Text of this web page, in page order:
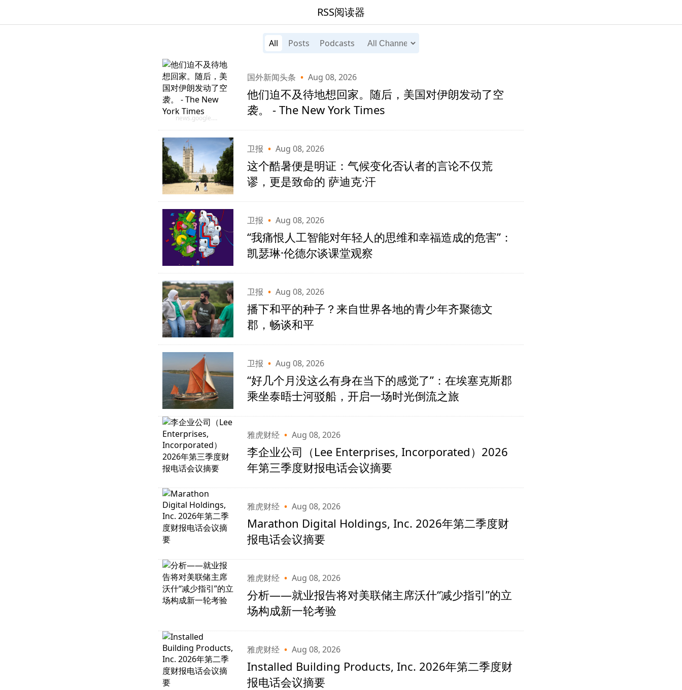
RSS阅读器
All Posts Podcasts
news.google.com
国外新闻头条 • Aug 08, 2026
他们迫不及待地想回家。随后，美国对伊朗发动了空
袭。 - The New York Times
卫报 • Aug 08, 2026
这个酷暑便是明证：气候变化否认者的言论不仅荒
谬，更是致命的 萨迪克·汗
卫报 • Aug 08, 2026
“我痛恨人工智能对年轻人的思维和幸福造成的危害”：
凯瑟琳·伦德尔谈课堂观察
卫报 • Aug 08, 2026
播下和平的种子？来自世界各地的青少年齐聚德文
郡，畅谈和平
卫报 • Aug 08, 2026
“好几个月没这么有身在当下的感觉了”：在埃塞克斯郡
乘坐泰晤士河驳船，开启一场时光倒流之旅
雅虎财经 • Aug 08, 2026
李企业公司（Lee Enterprises, Incorporated）2026
年第三季度财报电话会议摘要
雅虎财经 • Aug 08, 2026
Marathon Digital Holdings, Inc. 2026年第二季度财
报电话会议摘要
雅虎财经 • Aug 08, 2026
分析——就业报告将对美联储主席沃什“减少指引”的立
场构成新一轮考验
雅虎财经 • Aug 08, 2026
Installed Building Products, Inc. 2026年第二季度财
报电话会议摘要